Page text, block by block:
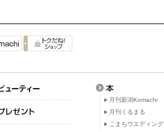
月刊新潟Komachi
月刊くるまる
こまちウエディング